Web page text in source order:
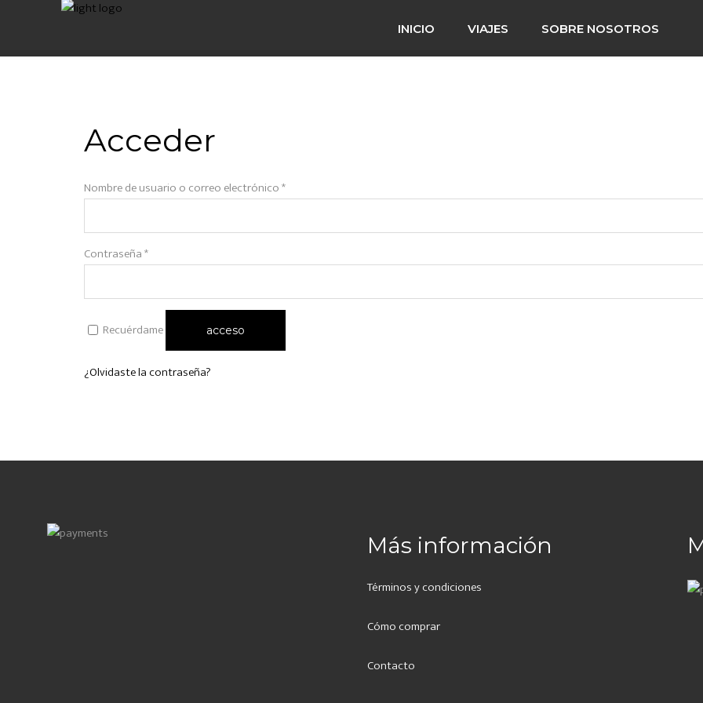
INICIO VIAJES SOBRE NOSOTROS
Acceder
Nombre de usuario o correo electrónico*Obligatorio
Contraseña*Obligatorio
Recuérdame acceso
¿Olvidaste la contraseña?
Más información
Términos y condiciones
Cómo comprar
Contacto